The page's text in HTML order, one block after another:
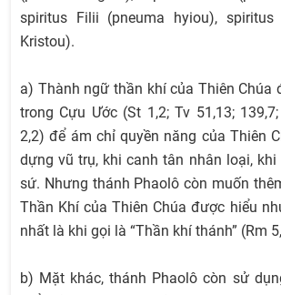
spiritus Filii (pneuma hyiou), spiritus
Kristou).
a) Thành ngữ thần khí của Thiên Chúa
trong Cựu Ước (St 1,2; Tv 51,13;
2,2) để ám chỉ quyền năng của Thiên
dựng vũ trụ, khi canh tân nhân loại, khi
sứ. Nhưng thánh Phaolô còn muốn
Thần Khí của Thiên Chúa được hiểu
nhất là khi gọi là “Thần khí thánh” (Rm
b) Mặt khác, thánh Phaolô còn sử